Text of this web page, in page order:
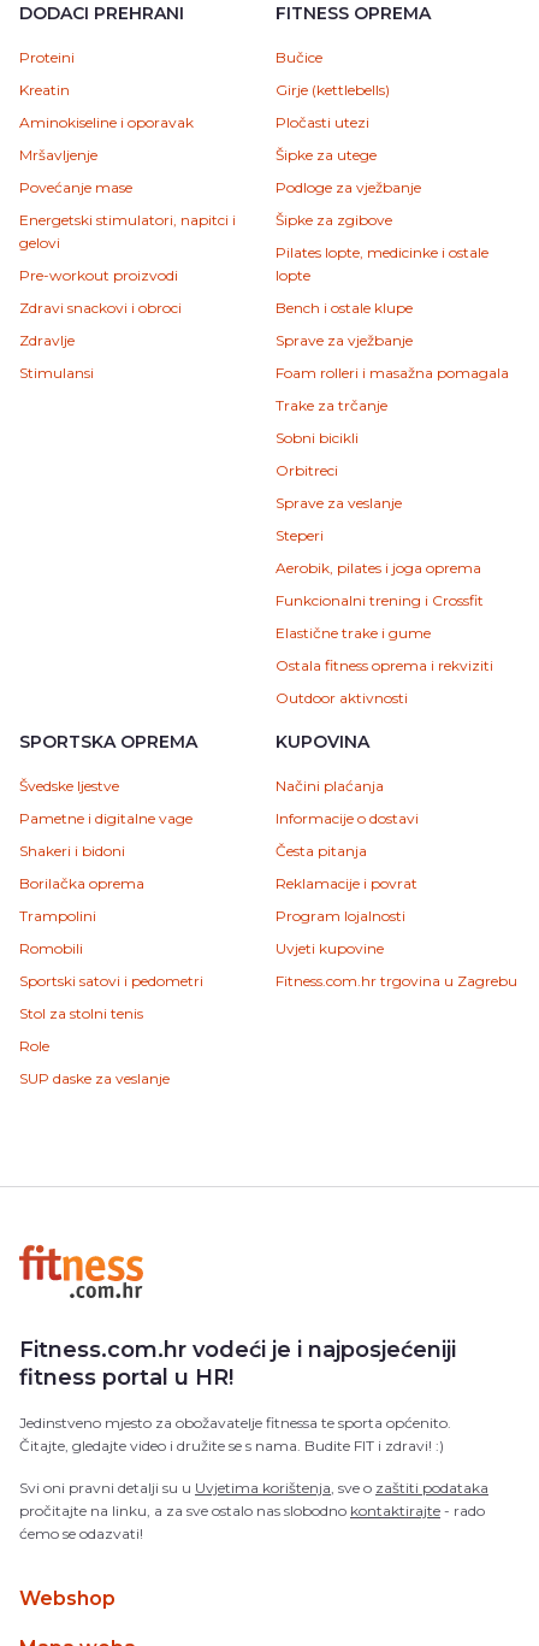
DODACI PREHRANI
Proteini
Kreatin
Aminokiseline i oporavak
Mršavljenje
Povećanje mase
Energetski stimulatori, napitci i
gelovi
Pre-workout proizvodi
Zdravi snackovi i obroci
Zdravlje
Stimulansi
FITNESS OPREMA
Bučice
Girje (kettlebells)
Pločasti utezi
Šipke za utege
Podloge za vježbanje
Šipke za zgibove
Pilates lopte, medicinke i ostale
lopte
Bench i ostale klupe
Sprave za vježbanje
Foam rolleri i masažna pomagala
Trake za trčanje
Sobni bicikli
Orbitreci
Sprave za veslanje
Steperi
Aerobik, pilates i joga oprema
Funkcionalni trening i Crossfit
Elastične trake i gume
Ostala fitness oprema i rekviziti
Outdoor aktivnosti
SPORTSKA OPREMA
Švedske ljestve
Pametne i digitalne vage
Shakeri i bidoni
Borilačka oprema
Trampolini
Romobili
Sportski satovi i pedometri
Stol za stolni tenis
Role
SUP daske za veslanje
KUPOVINA
Načini plaćanja
Informacije o dostavi
Česta pitanja
Reklamacije i povrat
Program lojalnosti
Uvjeti kupovine
Fitness.com.hr trgovina u Zagrebu
Fitness.com.hr vodeći je i najposjećeniji
fitness portal u HR!
Jedinstveno mjesto za obožavatelje fitnessa te sporta općenito.
Čitajte, gledajte video i družite se s nama. Budite FIT i zdravi! :)
Svi oni pravni detalji su u Uvjetima korištenja , sve o zaštiti podataka
pročitajte na linku, a za sve ostalo nas slobodno kontaktirajte - rado
ćemo se odazvati!
Webshop